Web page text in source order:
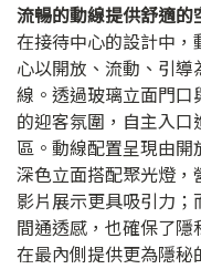
流暢的動線提供舒適的
在接待中心的設計中
心以開放、流動、引
線。透過玻璃立面門
的迎客氛圍，自主入
區。動線配置呈現由
深色立面搭配聚光燈
影片展示更具吸引力
間通透感，也確保了
在最內側提供更為隱秘